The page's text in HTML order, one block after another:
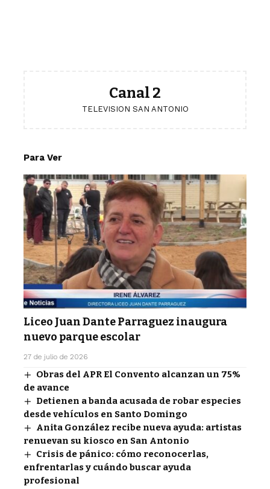
Canal 2
TELEVISION SAN ANTONIO
Para Ver
Liceo Juan Dante Parraguez inaugura
nuevo parque escolar
27 de julio de 2026
Obras del APR El Convento alcanzan un 75%
de avance
Detienen a banda acusada de robar especies
desde vehículos en Santo Domingo
Anita González recibe nueva ayuda: artistas
renuevan su kiosco en San Antonio
Crisis de pánico: cómo reconocerlas,
enfrentarlas y cuándo buscar ayuda
profesional